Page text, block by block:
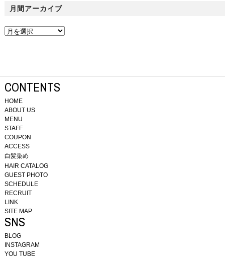
月間アーカイブ
CONTENTS
HOME
ABOUT US
MENU
STAFF
COUPON
ACCESS
白髪染め
HAIR CATALOG
GUEST PHOTO
SCHEDULE
RECRUIT
LINK
SITE MAP
SNS
BLOG
INSTAGRAM
YOU TUBE